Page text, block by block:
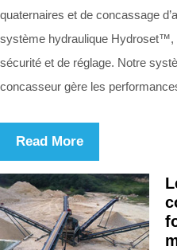
quaternaires et de concassage
système hydraulique Hydroset™,
sécurité et de réglage. Notre
concasseur gère les
Read More